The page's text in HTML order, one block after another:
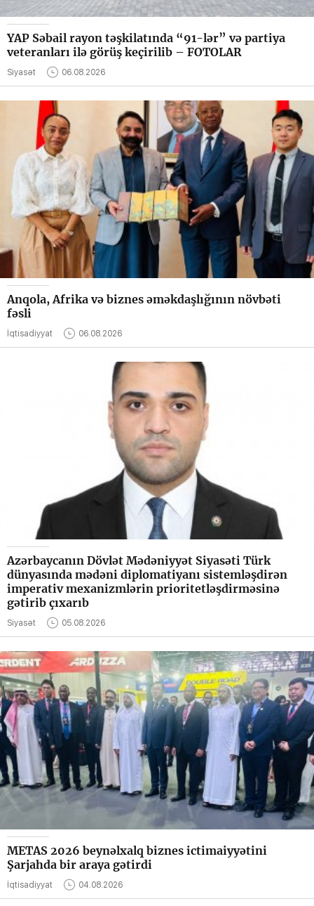
YAP Səbail rayon təşkilatında “91-lər” və partiya
veteranları ilə görüş keçirilib – FOTOLAR
Siyasət 06.08.2026
Anqola, Afrika və biznes əməkdaşlığının növbəti
fəsli
İqtisadiyyat 06.08.2026
Azərbaycanın Dövlət Mədəniyyət Siyasəti Türk
dünyasında mədəni diplomatiyanı sistemləşdirən
imperativ mexanizmlərin prioritetləşdirməsinə
gətirib çıxarıb
Siyasət 05.08.2026
METAS 2026 beynəlxalq biznes ictimaiyyətini
Şarjahda bir araya gətirdi
İqtisadiyyat 04.08.2026